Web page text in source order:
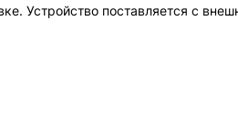
Устройство поставляется с